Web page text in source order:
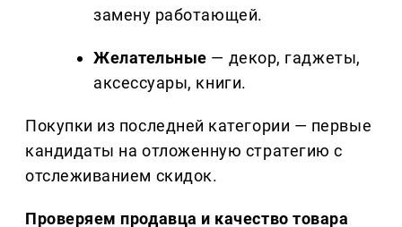
замену работающей.
Желательные — декор, гаджеты,
аксессуары, книги.
Покупки из последней категории — первые
кандидаты на отложенную стратегию с
отслеживанием скидок.
Проверяем продавца и качество товара